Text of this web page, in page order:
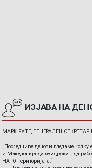
ИЗЈАВА НА
МАРК РУТЕ, ГЕНЕРАЛЕН СЕКРЕТАР
„Последниве денови гледаме колку
и Македонија да се здружат, да
НАТО територијата.“